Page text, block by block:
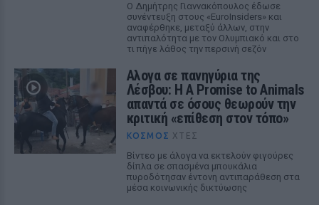
Ο Δημήτρης Γιαννακόπουλος έδωσε
συνέντευξη στους «EuroInsiders» και
αναφέρθηκε, μεταξύ άλλων, στην
αντιπαλότητα με τον Ολυμπιακό και στο
τι πήγε λάθος την περσινή σεζόν
Αλογα σε πανηγύρια της
Λέσβου: Η A Promise to Animals
απαντά σε όσους θεωρούν την
κριτική «επίθεση στον τόπο»
ΚΌΣΜΟΣ ΧΤΕΣ
Βίντεο με άλογα να εκτελούν φιγούρες
δίπλα σε σπασμένα μπουκάλια
πυροδότησαν έντονη αντιπαράθεση στα
μέσα κοινωνικής δικτύωσης